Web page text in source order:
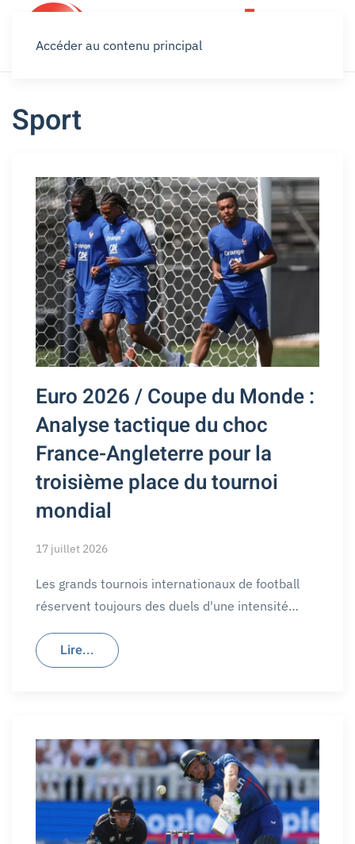
Accéder au contenu principal
Sport
Euro 2026 / Coupe du Monde :
Analyse tactique du choc
France-Angleterre pour la
troisième place du tournoi
mondial
17 juillet 2026
Les grands tournois internationaux de football
réservent toujours des duels d'une intensité…
Lire...